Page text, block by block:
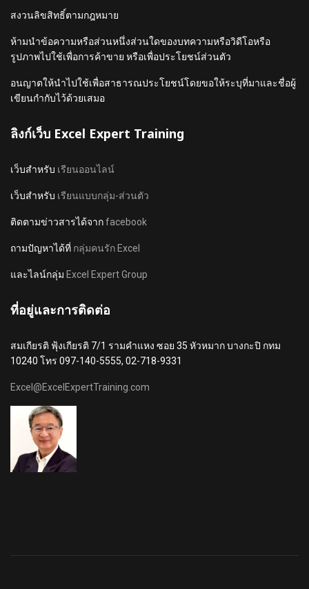
สงวนลิขสิทธิ์ตามกฎหมาย
ห้ามนำข้อความหรือส่วนหนึ่งส่วนใดของบทความหรือวิดีโอหรือ
รูปภาพไปใช้เพื่อการค้าขาย หรือเพื่อประโยชน์ส่วนตัว
อนญาตให้นำไปใช้เพื่อสาธารณประโยชน์โดยขอให้ระบุที่มาและชื่อผู้
เขียนกำกับไว้ด้วยเสมอ
ลิงก์เว็บ Excel Expert Training
เว็บสำหรับ เรียนออนไลน์
เว็บสำหรับ เรียนแบบกลุ่ม-ส่วนตัว
ติดตามข่าวสารได้จากfacebook
ถามปัญหาได้ที่ กลุ่มคนรัก Excel
และไลน์กลุ่ม Excel Expert Group
ที่อยู่และการติดต่อ
สมเกียรติ ฟุ้งเกียรติ 7/1 รามคำแหง ซอย 35 หัวหมาก บางกะปิ กทม
10240 โทร 097-140-5555, 02-718-9331
Excel@ExcelExpertTraining.com